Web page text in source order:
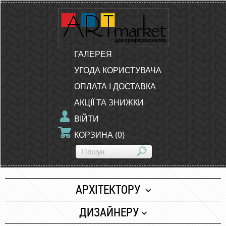
ГАЛЕРЕЯ
УГОДА КОРИСТУВАЧА
ОПЛАТА І ДОСТАВКА
АКЦІЇ ТА ЗНИЖКИ
ВІЙТИ
КОРЗИНА (0)
АРХІТЕКТОРУ
Папір
ДИЗАЙНЕРУ